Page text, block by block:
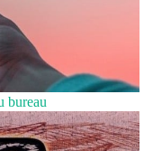
bureau